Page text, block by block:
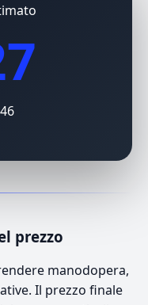
prezzo
manodopera,
Il prezzo finale